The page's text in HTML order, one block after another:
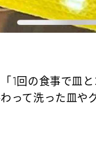
1回の食事で皿
って洗った皿や